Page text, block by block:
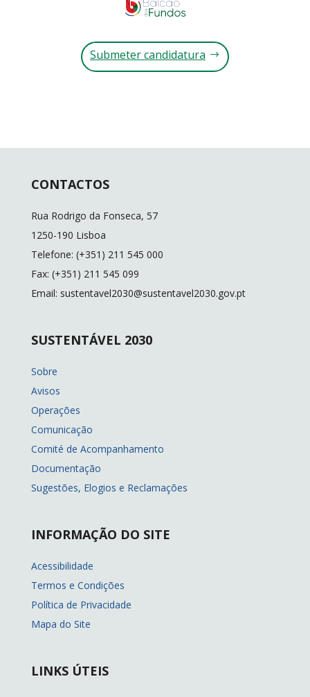
Submeter candidatura
CONTACTOS
Rua Rodrigo da Fonseca, 57
1250-190 Lisboa
Telefone: (+351) 211 545 000
Fax: (+351) 211 545 099
Email: sustentavel2030@sustentavel2030.gov.pt
SUSTENTÁVEL 2030
Sobre
Avisos
Operações
Comunicação
Comité de Acompanhamento
Documentação
Sugestões, Elogios e Reclamações
INFORMAÇÃO DO SITE
Acessibilidade
Termos e Condições
Política de Privacidade
Mapa do Site
LINKS ÚTEIS